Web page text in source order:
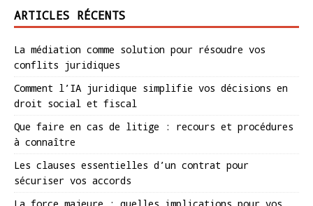
ARTICLES RÉCENTS
La médiation comme solution pour résoudre vos
conflits juridiques
Comment l’IA juridique simplifie vos décisions en
droit social et fiscal
Que faire en cas de litige : recours et procédures
à connaître
Les clauses essentielles d’un contrat pour
sécuriser vos accords
La force majeure : quelles implications pour vos